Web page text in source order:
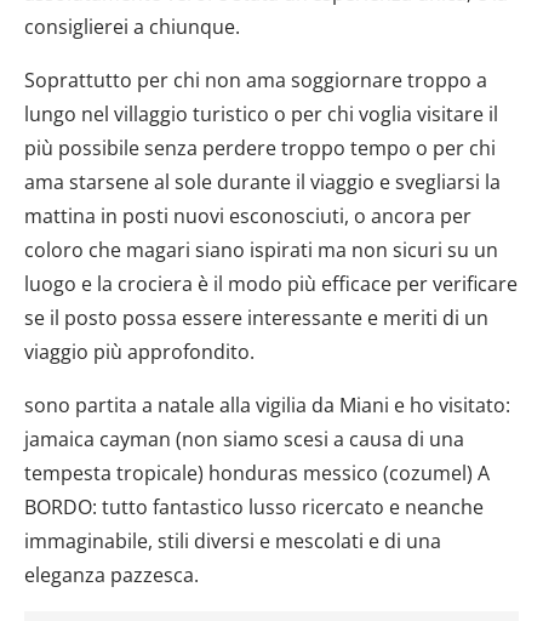
consiglierei a chiunque.
Soprattutto per chi non ama soggiornare troppo a
lungo nel villaggio turistico o per chi voglia visitare il
più possibile senza perdere troppo tempo o per chi
ama starsene al sole durante il viaggio e svegliarsi la
mattina in posti nuovi esconosciuti, o ancora per
coloro che magari siano ispirati ma non sicuri su un
luogo e la crociera è il modo più efficace per verificare
se il posto possa essere interessante e meriti di un
viaggio più approfondito.
sono partita a natale alla vigilia da Miani e ho visitato:
jamaica cayman (non siamo scesi a causa di una
tempesta tropicale) honduras messico (cozumel) A
BORDO: tutto fantastico lusso ricercato e neanche
immaginabile, stili diversi e mescolati e di una
eleganza pazzesca.